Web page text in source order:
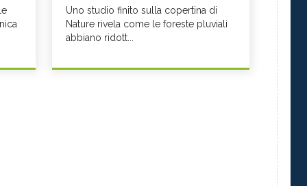
Uno studio finito sulla copertina di
Nature rivela come le foreste pluviali
abbiano ridott...